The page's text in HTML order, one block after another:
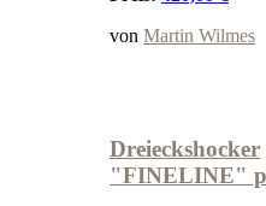
von Martin Wilmes
Dreieckshocker
"FINELINE"